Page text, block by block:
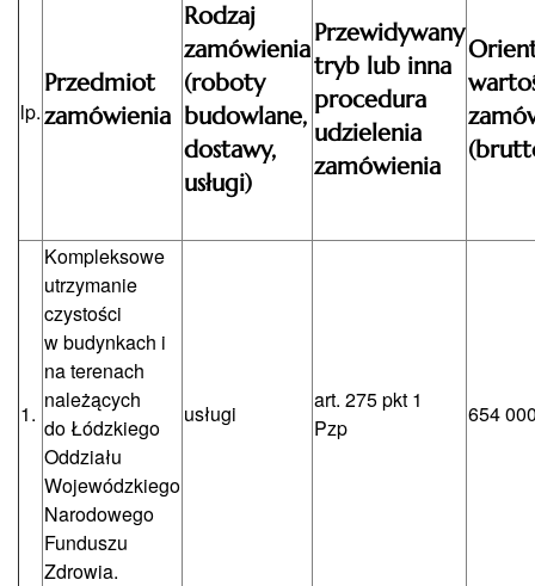
lp.
Przedmiot
zamówienia
Rodzaj
zamówienia
(roboty
budowlane,
dostawy,
usługi)
Przewidywany
tryb lub inna
procedura
udzielenia
zamówienia
1.
Kompleksowe
utrzymanie
czystości
w budynkach i
na terenach
należących
do Łódzkiego
Oddziału
Wojewódzkiego
Narodowego
Funduszu
Zdrowia.
usługi
art. 275 pkt 1
Pzp
654